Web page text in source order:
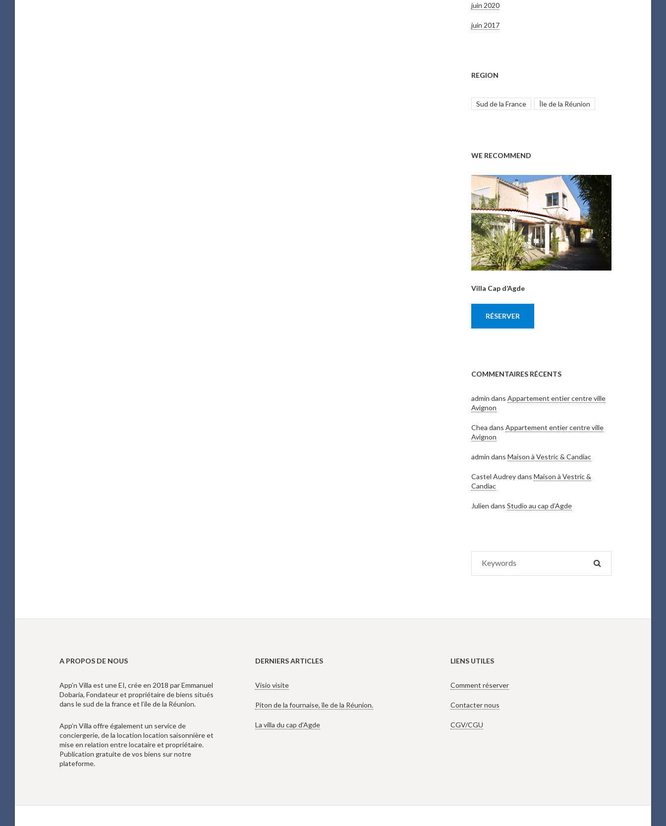
juin 2020
juin 2017
REGION
Sud de la France Île de la Réunion
WE RECOMMEND
Villa Cap d’Agde
RÉSERVER
COMMENTAIRES RÉCENTS
admin dans Appartement entier centre ville
Avignon
Chea dans Appartement entier centre ville
Avignon
admin dans Maison à Vestric & Candiac
Castel Audreydans Maison à Vestric &
Candiac
Julien dans Studio au cap d’Agde
for:
A PROPOS DE NOUS
App’n Villa est une EI, crée en 2018 par Emmanuel
Dobaria, Fondateur et propriétaire de biens situés
dans le sud de la france et l’ile de la Réunion.
App’n Villa offre également un service de
conciergerie, de la location location saisonnière et
mise en relation entre locataire et propriétaire.
Publication gratuite de vos biens sur notre
plateforme.
DERNIERS ARTICLES
Visio visite
Piton de la fournaise, île de la Réunion.
La villa du cap d’Agde
LIENS UTILES
Comment réserver
Contacter nous
CGV/CGU